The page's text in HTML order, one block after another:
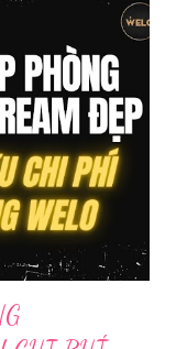
Để thực hiện
của những công cụ
ứng và kết nối ổn
biệt Hiện nay,
hay game thủ
online, giáo viên,
chọn đúng phần